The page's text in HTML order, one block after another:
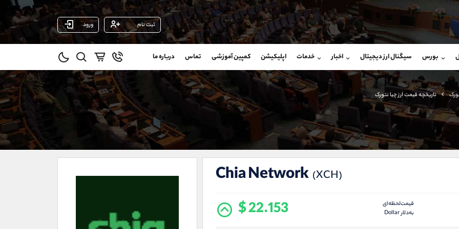
ثبت نام ورود
بورس سیگنال ارز دیجیتال اخبار خدمات اپلیکیشن کمپین آموزشی تماس درباره ما
تاریخچه قیمت ارز چیا نتورک
Chia Network (XCH)
قیمت‌لحظه‌ای
به‌دلار Dollar
$ 22.153
شروع گفتگو
@Armteam_admin_33
118
شروع گفتگو
@Armteam_admin_104
داخلی 104
(محسن یزدی)
09304891085
واتساپ شروع گفتگو
تلگرام @Armteam_admin_103
021-22021030
021-22021040
90001030
@alirezamehrabi_official